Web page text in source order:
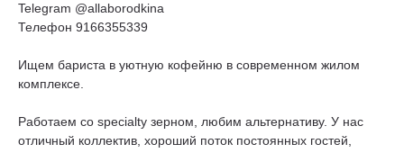
Telegram @allaborodkina
Телефон 9166355339
Ищем бариста в уютную кофейню в современном жилом
комплексе.
Работаем со specialty зерном, любим альтернативу. У нас
отличный коллектив, хороший поток постоянных гостей,